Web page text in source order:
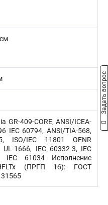
GR-409-CORE, ANSI/ICEA-
IEC 60794, ANSI/TIA-568,
ISO/IEC 11801 OFNR
UL-1666, IEC 60332-3, IEC
IEC 61034 Исполнение
(ПРГП 1б): ГОСТ
31565
Задать вопрос